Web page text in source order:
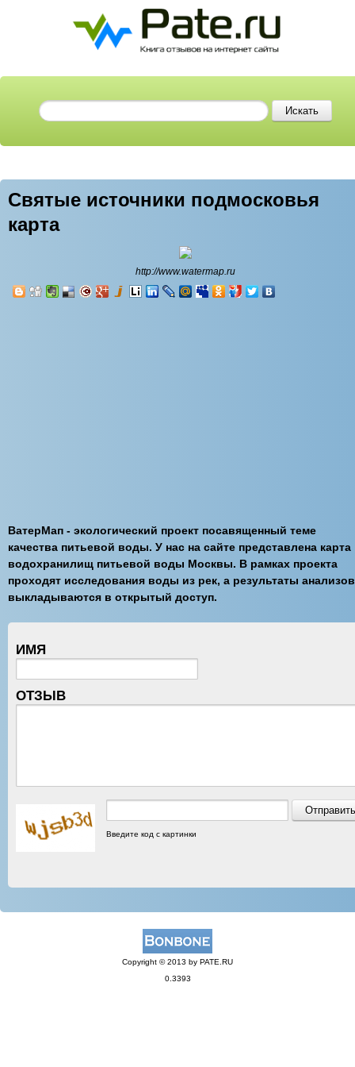
Святые источники подмосковья
карта
http://www.watermap.ru
ВатерМап - экологический проект посавященный теме
качества питьевой воды. У нас на сайте представлена карта
водохранилищ питьевой воды Москвы. В рамках проекта
проходят исследования воды из рек, а результаты анализов
выкладываются в открытый доступ.
ИМЯ
ОТЗЫВ
Введите код с картинки
Copyright © 2013 by PATE.RU
0.3393